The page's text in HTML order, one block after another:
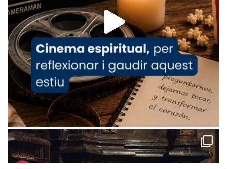
missa d’acció de gràcies en agraïment al
comitè organitzador de la visita apostòlica
del Sant Pare Lleó XIV a Barcelona, i als
col·laboradors, a la Catedral de Barcelona.
L’arquebisbe de Barcelona, el cardenal Joan
Josep Omella, ha presidit la missa i l’ha
concelebrat el bisbe auxiliar de Barcelona,
Mons. David Abadías.
📸 Dr. G. Simón
Foto
View on Facebook Share